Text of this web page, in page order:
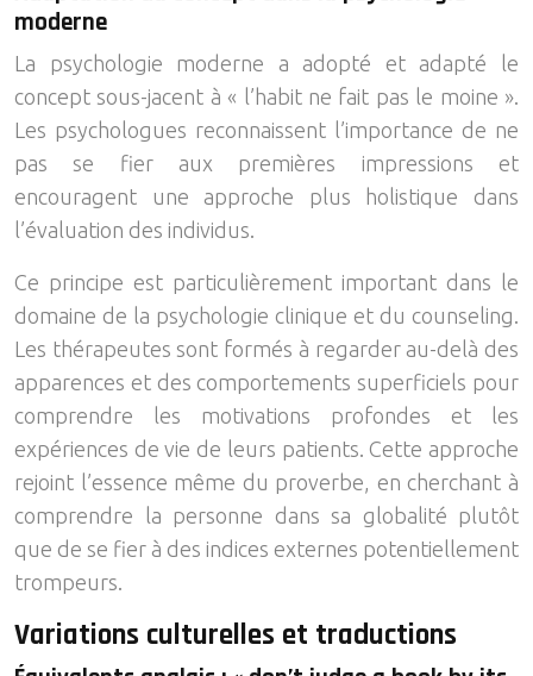
moderne
La psychologie moderne a adopté et adapté le
concept sous-jacent à « l’habit ne fait pas le moine ».
Les psychologues reconnaissent l’importance de ne
pas se fier aux premières impressions et
encouragent une approche plus holistique dans
l’évaluation des individus.
Ce principe est particulièrement important dans le
domaine de la psychologie clinique et du counseling.
Les thérapeutes sont formés à regarder au-delà des
apparences et des comportements superficiels pour
comprendre les motivations profondes et les
expériences de vie de leurs patients. Cette approche
rejoint l’essence même du proverbe, en cherchant à
comprendre la personne dans sa globalité plutôt
que de se fier à des indices externes potentiellement
trompeurs.
Variations culturelles et traductions